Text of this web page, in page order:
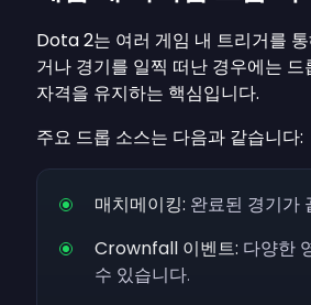
Dota 2는 여러 게임 내 트리거를
거나 경기를 일찍 떠난 경우에는
자격을 유지하는 핵심입니다.
주요 드롭 소스는 다음과 같습니다:
매치메이킹: 완료된 경기가
Crownfall 이벤트: 다양한
수 있습니다.